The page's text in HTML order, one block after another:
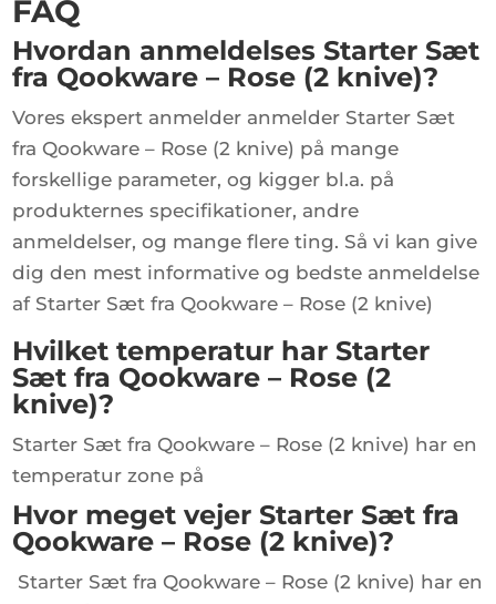
FAQ
Hvordan anmeldelses Starter Sæt
fra Qookware – Rose (2 knive)?
Vores ekspert anmelder anmelder Starter Sæt
fra Qookware – Rose (2 knive) på mange
forskellige parameter, og kigger bl.a. på
produkternes specifikationer, andre
anmeldelser, og mange flere ting. Så vi kan give
dig den mest informative og bedste anmeldelse
af Starter Sæt fra Qookware – Rose (2 knive)
Hvilket temperatur har Starter
Sæt fra Qookware – Rose (2
knive)?
Starter Sæt fra Qookware – Rose (2 knive) har en
temperatur zone på
Hvor meget vejer Starter Sæt fra
Qookware – Rose (2 knive)?
Starter Sæt fra Qookware – Rose (2 knive) har en